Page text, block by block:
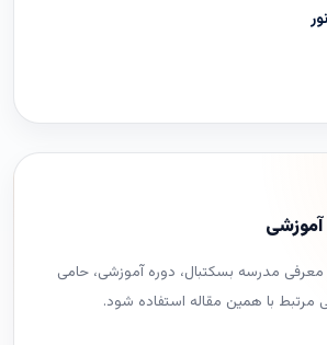
آموزشی
معرفی مدرسه بسکتبال، دوره آموزشی، حامی
با همین مقاله استفاده شود.